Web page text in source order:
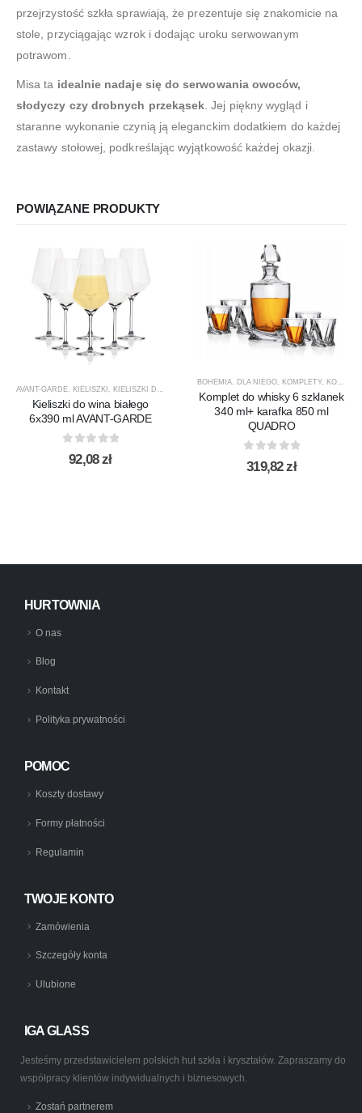
przejrzystość szkła sprawiają, że prezentuje się znakomicie na
stole, przyciągając wzrok i dodając uroku serwowanym
potrawom.
Misa ta idealnie nadaje się do serwowania owoców,
słodyczy czy drobnych przekąsek . Jej piękny wygląd i
staranne wykonanie czynią ją eleganckim dodatkiem do każdej
zastawy stołowej, podkreślając wyjątkowość każdej okazji.
POWIĄZANE PRODUKTY
AVANT-GARDE, KIELISZKI , KIELISZKI DO WINA BIAŁEGO
Kieliszki do wina białego
6x390 ml AVANT-GARDE
out of 5
92,08zł
BOHEMIA, DLA NIEGO, KOMPLETY, KOMPLETY DO WHISKY
Komplet do whisky 6 szklanek
340 ml+ karafka 850 ml
QUADRO
0out of 5
319,82zł
HURTOWNIA
O nas
Blog
Kontakt
Polityka prywatności
POMOC
Koszty dostawy
Formy płatności
Regulamin
TWOJE KONTO
Zamówienia
Szczegóły konta
Ulubione
IGA GLASS
Jesteśmy przedstawicielem polskich hut szkła i kryształów. Zapraszamy do
współpracy klientów indywidualnych i biznesowych.
Zostań partnerem